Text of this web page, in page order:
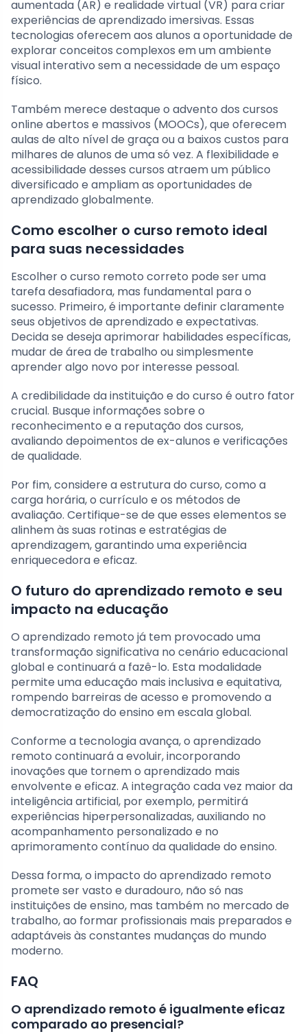
aumentada (AR) e realidade virtual (VR) para criar
experiências de aprendizado imersivas. Essas
tecnologias oferecem aos alunos a oportunidade de
explorar conceitos complexos em um ambiente
visual interativo sem a necessidade de um espaço
físico.
Também merece destaque o advento dos cursos
online abertos e massivos (MOOCs), que oferecem
aulas de alto nível de graça ou a baixos custos para
milhares de alunos de uma só vez. A flexibilidade e
acessibilidade desses cursos atraem um público
diversificado e ampliam as oportunidades de
aprendizado globalmente.
Como escolher o curso remoto ideal
para suas necessidades
Escolher o curso remoto correto pode ser uma
tarefa desafiadora, mas fundamental para o
sucesso. Primeiro, é importante definir claramente
seus objetivos de aprendizado e expectativas.
Decida se deseja aprimorar habilidades específicas,
mudar de área de trabalho ou simplesmente
aprender algo novo por interesse pessoal.
A credibilidade da instituição e do curso é outro fator
crucial. Busque informações sobre o
reconhecimento e a reputação dos cursos,
avaliando depoimentos de ex-alunos e verificações
de qualidade.
Por fim, considere a estrutura do curso, como a
carga horária, o currículo e os métodos de
avaliação. Certifique-se de que esses elementos se
alinhem às suas rotinas e estratégias de
aprendizagem, garantindo uma experiência
enriquecedora e eficaz.
O futuro do aprendizado remoto e seu
impacto na educação
O aprendizado remoto já tem provocado uma
transformação significativa no cenário educacional
global e continuará a fazê-lo. Esta modalidade
permite uma educação mais inclusiva e equitativa,
rompendo barreiras de acesso e promovendo a
democratização do ensino em escala global.
Conforme a tecnologia avança, o aprendizado
remoto continuará a evoluir, incorporando
inovações que tornem o aprendizado mais
envolvente e eficaz. A integração cada vez maior da
inteligência artificial, por exemplo, permitirá
experiências hiperpersonalizadas, auxiliando no
acompanhamento personalizado e no
aprimoramento contínuo da qualidade do ensino.
Dessa forma, o impacto do aprendizado remoto
promete ser vasto e duradouro, não só nas
instituições de ensino, mas também no mercado de
trabalho, ao formar profissionais mais preparados e
adaptáveis às constantes mudanças do mundo
moderno.
FAQ
O aprendizado remoto é igualmente eficaz
comparado ao presencial?